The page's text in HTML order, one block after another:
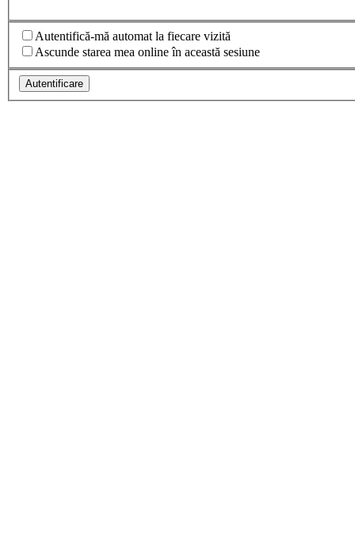
Autentifică-mă automat la fiecare vizită
Ascunde starea mea online în această sesiune